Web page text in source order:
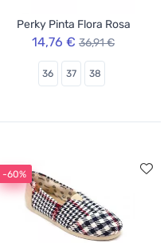
Perky Pinta Flora Rosa
14,76 € 36,91 €
36 37 38
-60%